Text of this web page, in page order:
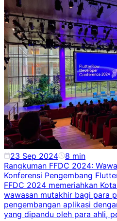
23 Sep 2024 8 min
Rangkuman FFDC 2024:
Konferensi Pengembang
FFDC 2024 memeriahkan
wawasan mutakhir bagi para
pengembangan aplikasi
yang dipandu oleh para ahli,